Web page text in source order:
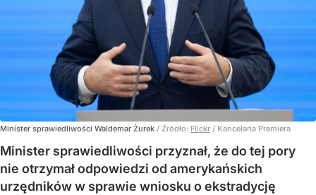
Minister sprawiedliwości Waldemar Żurek / Źródło: Flickr / Kancelaria Premiera
Minister sprawiedliwości przyznał, że do tej pory
nie otrzymał odpowiedzi od amerykańskich
urzędników w sprawie wniosku o ekstradycję